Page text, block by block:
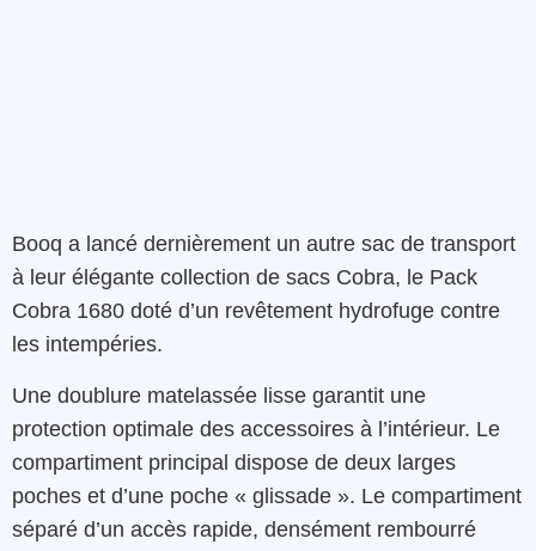
Booq a lancé dernièrement un autre sac de transport
à leur élégante collection de sacs Cobra, le Pack
Cobra 1680 doté d’un revêtement hydrofuge contre
les intempéries.
Une doublure matelassée lisse garantit une
protection optimale des accessoires à l’intérieur. Le
compartiment principal dispose de deux larges
poches et d’une poche « glissade ». Le compartiment
séparé d’un accès rapide, densément rembourré